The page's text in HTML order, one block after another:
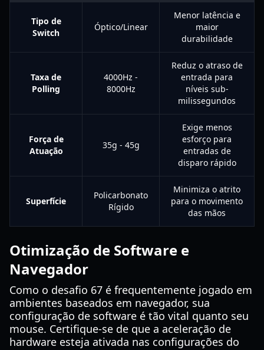
Tipo de
Switch
Óptico/Linear
Menor latência e
maior
durabilidade
Taxa de
Polling
4000Hz -
8000Hz
Reduz o atraso de
entrada para
níveis sub-
milissegundos
Força de
Atuação
35g - 45g
Exige menos
esforço para
entradas de
disparo rápido
Superfície
Policarbonato
Rígido
Minimiza o atrito
para o movimento
das mãos
Otimização de Software e
Navegador
Como o desafio 67 é frequentemente jogado em
ambientes baseados em navegador, sua
configuração de software é tão vital quanto seu
mouse. Certifique-se de que a aceleração de
hardware esteja ativada nas configurações do